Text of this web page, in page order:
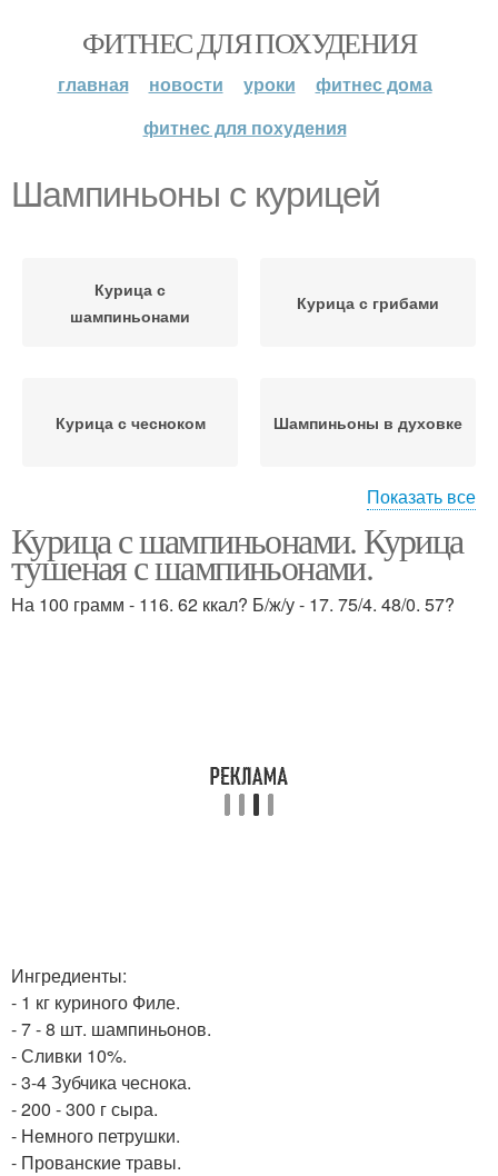
ФИТНЕС ДЛЯ ПОХУДЕНИЯ
главная новости уроки
фитнес дома
фитнес для похудения
Шампиньоны с курицей
Курица с
шампиньонами
Курица с грибами
Курица с чесноком Шампиньоны в духовке
шампиньонами
Свинины с
шампиньонами
Показать все
Курица с шампиньонами. Курица
тушеная с шампиньонами.
На 100 грамм - 116. 62 ккал? Б/ж/у - 17. 75/4. 48/0. 57?
Ингредиенты:
- 1 кг куриного Филе.
- 7 - 8 шт. шампиньонов.
- Сливки 10%.
- 3-4 Зубчика чеснока.
- 200 - 300 г сыра.
- Немного петрушки.
- Прованские травы.